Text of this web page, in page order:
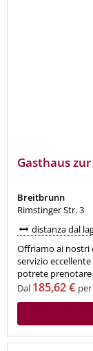
Gasthaus
Breitbrunn
Rimstinger Str. 3
distanza dal
Offriamo ai nostri
servizio
potrete prenotare
Dal 185,62 €